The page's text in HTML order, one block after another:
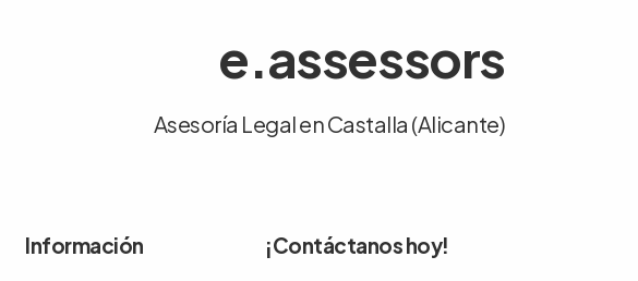
e.assessors
Asesoría Legal en Castalla (Alicante)
Información ¡Contáctanos hoy!